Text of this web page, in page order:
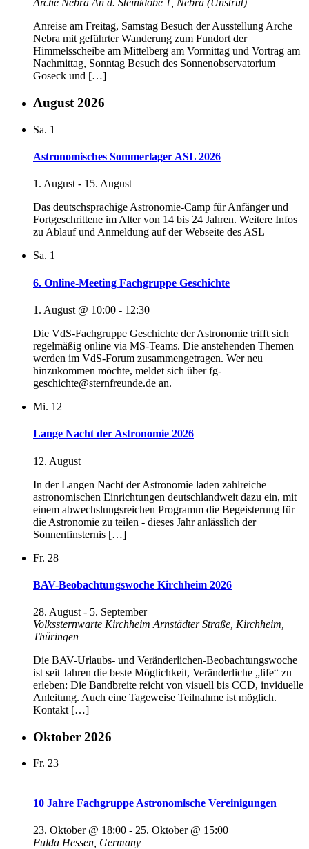
Arche NebraAn d. Steinklöbe 1, Nebra (Unstrut)
Anreise am Freitag, Samstag Besuch der Ausstellung Arche
Nebra mit geführter Wanderung zum Fundort der
Himmelsscheibe am Mittelberg am Vormittag und Vortrag am
Nachmittag, Sonntag Besuch des Sonnenobservatorium
Goseck und […]
August 2026
Sa. 1
Astronomisches Sommerlager ASL 2026
1. August- 15. August
Das deutschsprachige Astronomie-Camp für Anfänger und
Fortgeschrittene im Alter von 14 bis 24 Jahren. Weitere Infos
zu Ablauf und Anmeldung auf der Webseite des ASL
Sa. 1
6. Online-Meeting Fachgruppe Geschichte
1. August @ 10:00 - 12:30
Die VdS-Fachgruppe Geschichte der Astronomie trifft sich
regelmäßig online via MS-Teams. Die anstehenden Themen
werden im VdS-Forum zusammengetragen. Wer neu
hinzukommen möchte, meldet sich über fg-
geschichte@sternfreunde.de an.
Mi. 12
Lange Nacht der Astronomie 2026
12. August
In der Langen Nacht der Astronomie laden zahlreiche
astronomischen Einrichtungen deutschlandweit dazu ein, mit
einem abwechslungsreichen Programm die Begeisterung für
die Astronomie zu teilen - dieses Jahr anlässlich der
Sonnenfinsternis […]
Fr. 28
BAV-Beobachtungswoche Kirchheim 2026
28. August - 5. September
Volkssternwarte Kirchheim Arnstädter Straße, Kirchheim,
Thüringen
Die BAV-Urlaubs- und Veränderlichen-Beobachtungswoche
ist seit Jahren die beste Möglichkeit, Veränderliche „life“ zu
erleben: Die Bandbreite reicht von visuell bis CCD, inviduelle
Anleitung. Auch eine Tageweise Teilnahme ist möglich.
Kontakt […]
Oktober 2026
Fr. 23
10 Jahre Fachgruppe Astronomische Vereinigungen
23. Oktober @ 18:00 - 25. Oktober @ 15:00
Fulda Hessen, Germany